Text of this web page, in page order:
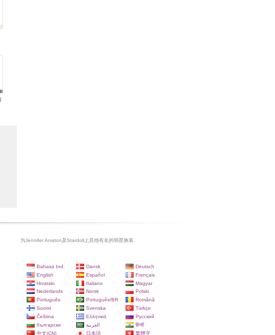
为Jennifer Aniston及Stardoll上其他有名的明星换装.
Bahasa Ind. Dansk
Deutsch
English
Español
Français
Hrvatski
Italiano
Magyar
Nederlands
Norsk
Polski
Português
Português/BR
Română
Suomi
Svenska
Türkçe
Čeština
Ελληνικά
Русский
български
العربية
हिन्दी
中文(CN)
日本語 繁體字